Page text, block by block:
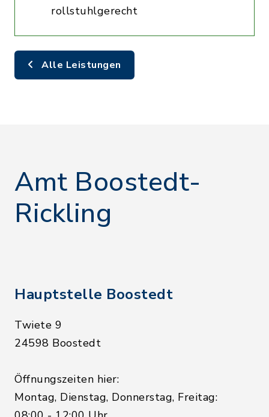
rollstuhlgerecht
Alle Leistungen
Amt Boostedt-
Rickling
Hauptstelle Boostedt
Twiete 9
24598 Boostedt
Öffnungszeiten hier:
Montag, Dienstag, Donnerstag, Freitag: